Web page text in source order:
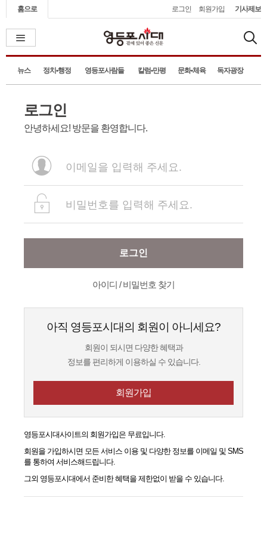
홈으로 로그인 회원가입 기사제보
뉴스 정치•행정 영등포사람들 칼럼•만평 문화•체육 독자광장
로그인
안녕하세요! 방문을 환영합니다.
로그인
아이디 / 비밀번호 찾기
아직 영등포시대의 회원이 아니세요?
회원이 되시면 다양한 혜택과
정보를 편리하게 이용하실 수 있습니다.
회원가입
영등포시대사이트의 회원가입은 무료입니다.
회원을 가입하시면 모든 서비스 이용 및 다양한 정보를 이메일 및 SMS
를 통하여 서비스해드립니다.
그외 영등포시대에서 준비한 혜택을 제한없이 받을 수 있습니다.